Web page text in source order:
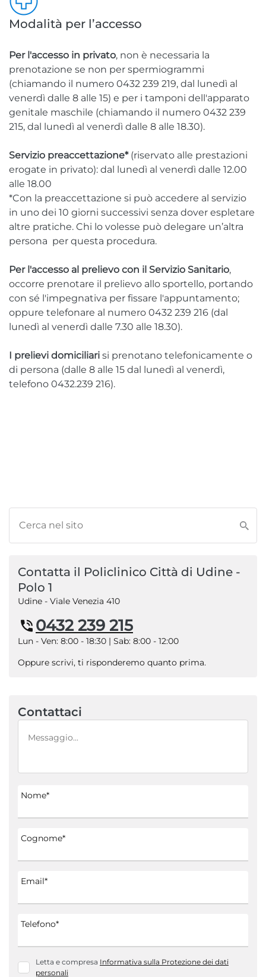
Modalità per l’accesso
Per l'accesso in privato, non è necessaria la
prenotazione se non per spermiogrammi
(chiamando il numero 0432 239 219, dal lunedì al
venerdì dalle 8 alle 15) e per i tamponi dell'apparato
genitale maschile (chiamando il numero 0432 239
215, dal lunedì al venerdì dalle 8 alle 18.30).
Servizio preaccettazione*(riservato alle prestazioni
erogate in privato): dal lunedì al venerdì dalle 12.00
alle 18.00
*Con la preaccettazione si può accedere al servizio
in uno dei 10 giorni successivi senza dover espletare
altre pratiche. Chi lo volesse può delegare un’altra
persona per questa procedura.
Per l'accesso al prelievo con il Servizio Sanitario,
occorre prenotare il prelievo allo sportello, portando
con sé l'impegnativa per fissare l'appuntamento;
oppure telefonare al numero 0432 239 216 (dal
lunedì al venerdì dalle 7.30 alle 18.30).
I prelievi domiciliari si prenotano telefonicamente o
di persona (dalle 8 alle 15 dal lunedì al venerdì,
telefono 0432.239 216).
Contatta il Policlinico Città di Udine -
Polo 1
Udine - Viale Venezia 410
0432 239 215
Lun - Ven: 8:00 - 18:30 | Sab: 8:00 - 12:00
Oppure scrivi, ti risponderemo quanto prima.
Contattaci
Nome*
Cognome*
Email*
Telefono*
Letta e compresa Informativa sulla Protezione dei dati
personali